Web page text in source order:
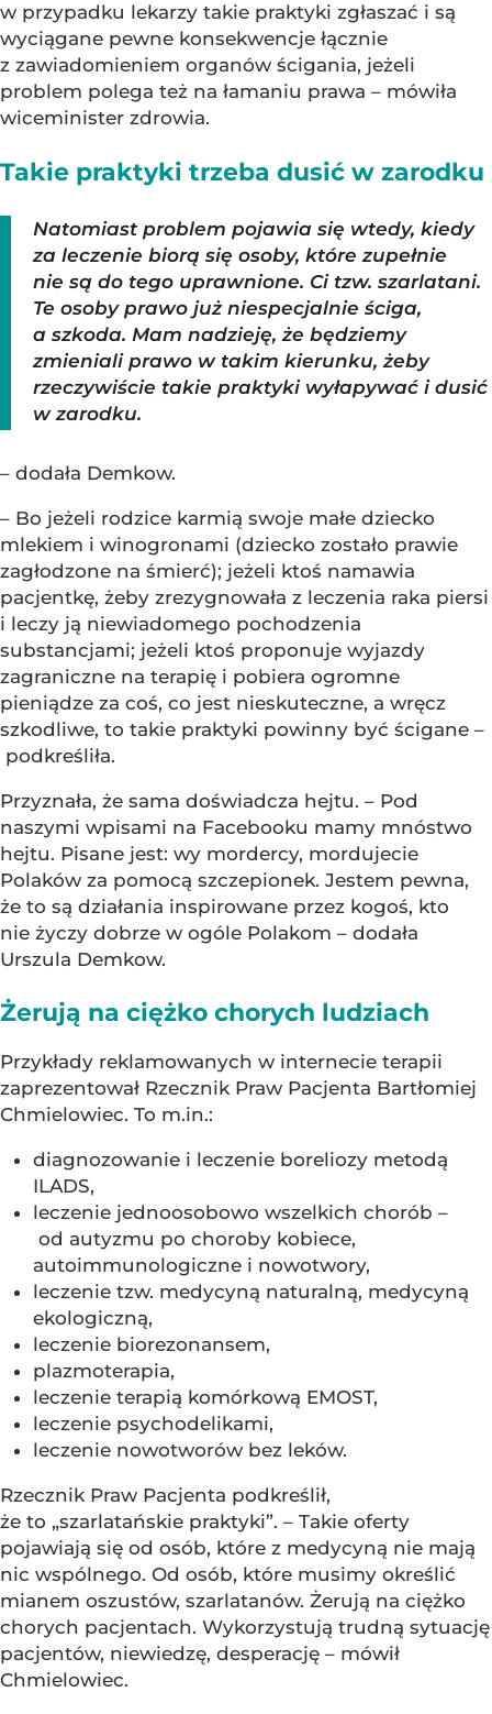
w przypadku lekarzy takie praktyki zgłaszać i są
wyciągane pewne konsekwencje łącznie
z zawiadomieniem organów ścigania, jeżeli
problem polega też na łamaniu prawa – mówiła
wiceminister zdrowia.
Takie praktyki trzeba dusić w zarodku
Natomiast problem pojawia się wtedy, kiedy
za leczenie biorą się osoby, które zupełnie
nie są do tego uprawnione. Ci tzw. szarlatani.
Te osoby prawo już niespecjalnie ściga,
a szkoda. Mam nadzieję, że będziemy
zmieniali prawo w takim kierunku, żeby
rzeczywiście takie praktyki wyłapywać i dusić
w zarodku.
– dodała Demkow.
– Bo jeżeli rodzice karmią swoje małe dziecko
mlekiem i winogronami (dziecko zostało prawie
zagłodzone na śmierć); jeżeli ktoś namawia
pacjentkę, żeby zrezygnowała z leczenia raka piersi
i leczy ją niewiadomego pochodzenia
substancjami; jeżeli ktoś proponuje wyjazdy
zagraniczne na terapię i pobiera ogromne
pieniądze za coś, co jest nieskuteczne, a wręcz
szkodliwe, to takie praktyki powinny być ścigane –
podkreśliła.
Przyznała, że sama doświadcza hejtu. – Pod
naszymi wpisami na Facebooku mamy mnóstwo
hejtu. Pisane jest: wy mordercy, mordujecie
Polaków za pomocą szczepionek. Jestem pewna,
że to są działania inspirowane przez kogoś, kto
nie życzy dobrze w ogóle Polakom – dodała
Urszula Demkow.
Żerują na ciężko chorych ludziach
Przykłady reklamowanych w internecie terapii
zaprezentował Rzecznik Praw Pacjenta Bartłomiej
Chmielowiec. To m.in.:
diagnozowanie i leczenie boreliozy metodą
ILADS,
leczenie jednoosobowo wszelkich chorób –
od autyzmu po choroby kobiece,
autoimmunologiczne i nowotwory,
leczenie tzw. medycyną naturalną, medycyną
ekologiczną,
leczenie biorezonansem,
plazmoterapia,
leczenie terapią komórkową EMOST,
leczenie psychodelikami,
leczenie nowotworów bez leków.
Rzecznik Praw Pacjenta podkreślił,
że to „szarlatańskie praktyki”. – Takie oferty
pojawiają się od osób, które z medycyną nie mają
nic wspólnego. Od osób, które musimy określić
mianem oszustów, szarlatanów. Żerują na ciężko
chorych pacjentach. Wykorzystują trudną sytuację
pacjentów, niewiedzę, desperację – mówił
Chmielowiec.